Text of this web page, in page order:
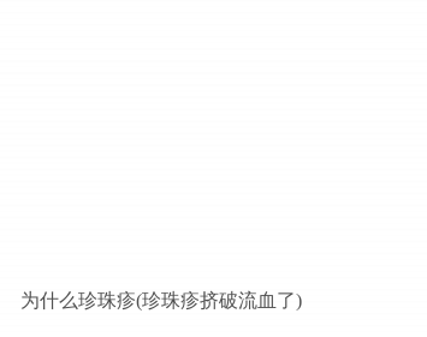
为什么珍珠疹(珍珠疹挤破流血了)